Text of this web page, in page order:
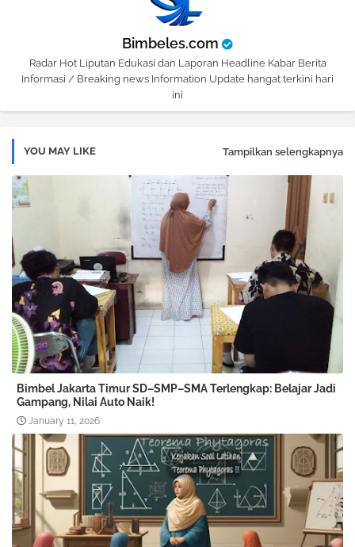
Bimbeles.com
Radar Hot Liputan Edukasi dan Laporan Headline Kabar Berita
Informasi / Breaking news Information Update hangat terkini hari
ini
YOU MAY LIKE Tampilkan selengkapnya
Bimbel Jakarta Timur SD–SMP–SMA Terlengkap: Belajar Jadi
Gampang, Nilai Auto Naik!
January 11, 2026